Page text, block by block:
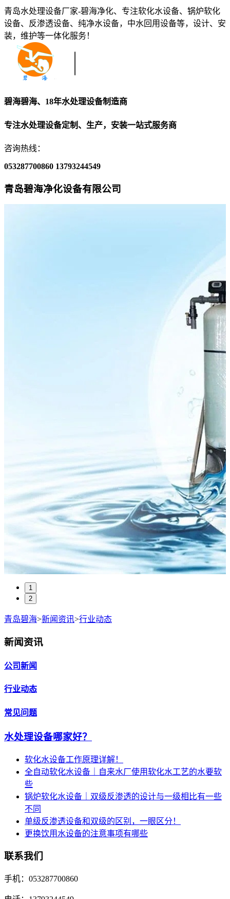
青岛水处理设备厂家-碧海净化、专注软化水设备、锅炉软化
设备、反渗透设备、纯净水设备，中水回用设备等，设计、安
装，维护等一体化服务！
碧海碧海、18年水处理设备制造商
专注水处理设备定制、生产，安装一站式服务商
咨询热线：
053287700860 13793244549
青岛碧海净化设备有限公司
1
2
青岛碧海>新闻资讯>行业动态
新闻资讯
公司新闻
行业动态
常见问题
水处理设备哪家好？
软化水设备工作原理详解！
全自动软化水设备｜自来水厂使用软化水工艺的水要软
些
锅炉软化水设备｜双级反渗透的设计与一级相比有一些
不同
单级反渗透设备和双级的区别，一眼区分！
更换饮用水设备的注意事项有哪些
联系我们
手机：053287700860